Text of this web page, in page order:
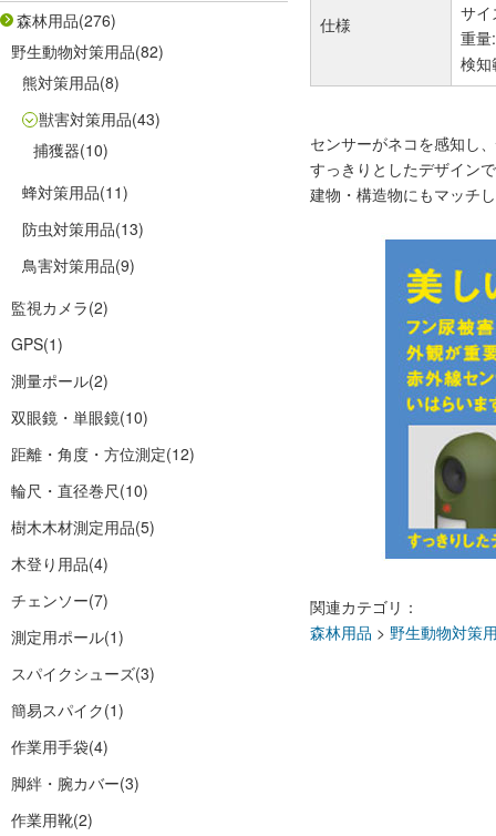
森林用品(276)
野生動物対策用品(82)
熊対策用品(8)
獣害対策用品(43)
捕獲器(10)
蜂対策用品(11)
防虫対策用品(13)
鳥害対策用品(9)
監視カメラ(2)
GPS(1)
測量ポール(2)
双眼鏡・単眼鏡(10)
距離・角度・方位測定(12)
輪尺・直径巻尺(10)
樹木木材測定用品(5)
木登り用品(4)
チェンソー(7)
測定用ポール(1)
スパイクシューズ(3)
簡易スパイク(1)
作業用手袋(4)
脚絆・腕カバー(3)
作業用靴(2)
仕様
サ
重量
検知
センサーがネコを感知し
すっきりとしたデザイン
建物・構造物にもマッチ
関連カテゴリ：
森林用品 > 野生動物対策